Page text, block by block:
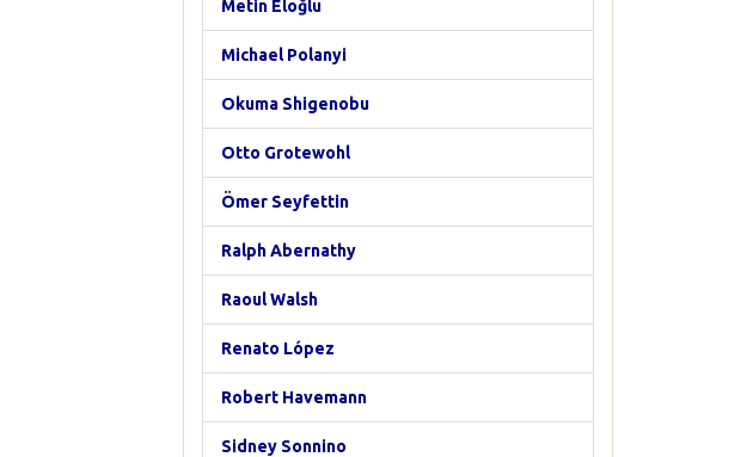
Metin Eloğlu
Michael Polanyi
Okuma Shigenobu
Otto Grotewohl
Ömer Seyfettin
Ralph Abernathy
Raoul Walsh
Renato López
Robert Havemann
Sidney Sonnino